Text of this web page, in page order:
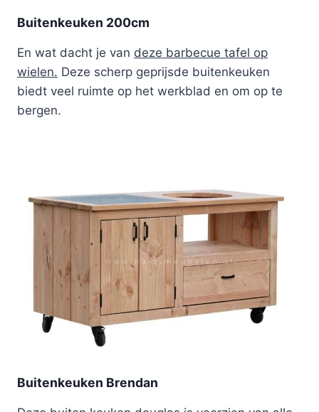
Buitenkeuken 200cm
En wat dacht je van deze barbecue tafel op
wielen. Deze scherp geprijsde buitenkeuken
biedt veel ruimte op het werkblad en om op te
bergen.
Buitenkeuken Brendan